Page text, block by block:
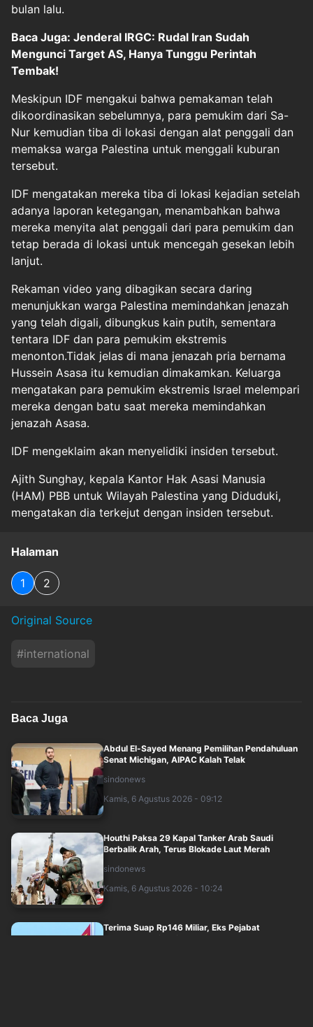
bulan lalu.
Baca Juga: Jenderal IRGC: Rudal Iran Sudah
Mengunci Target AS, Hanya Tunggu Perintah
Tembak!
Meskipun IDF mengakui bahwa pemakaman telah
dikoordinasikan sebelumnya, para pemukim dari Sa-
Nur kemudian tiba di lokasi dengan alat penggali dan
memaksa warga Palestina untuk menggali kuburan
tersebut.
IDF mengatakan mereka tiba di lokasi kejadian setelah
adanya laporan ketegangan, menambahkan bahwa
mereka menyita alat penggali dari para pemukim dan
tetap berada di lokasi untuk mencegah gesekan lebih
lanjut.
Rekaman video yang dibagikan secara daring
menunjukkan warga Palestina memindahkan jenazah
yang telah digali, dibungkus kain putih, sementara
tentara IDF dan para pemukim ekstremis
menonton.Tidak jelas di mana jenazah pria bernama
Hussein Asasa itu kemudian dimakamkan. Keluarga
mengatakan para pemukim ekstremis Israel melempari
mereka dengan batu saat mereka memindahkan
jenazah Asasa.
IDF mengeklaim akan menyelidiki insiden tersebut.
Ajith Sunghay, kepala Kantor Hak Asasi Manusia
(HAM) PBB untuk Wilayah Palestina yang Diduduki,
mengatakan dia terkejut dengan insiden tersebut.
Halaman
1 2
Original Source
#international
Baca Juga
Abdul El-Sayed Menang Pemilihan Pendahuluan
Senat Michigan, AIPAC Kalah Telak
sindonews
Kamis, 6 Agustus 2026 - 09:12
Houthi Paksa 29 Kapal Tanker Arab Saudi
Berbalik Arah, Terus Blokade Laut Merah
sindonews
Kamis, 6 Agustus 2026 - 10:24
Terima Suap Rp146 Miliar, Eks Pejabat
Pertahanan Dipenjara 10 Tahun